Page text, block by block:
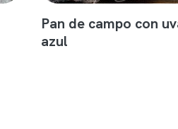
Pan de campo con
azul